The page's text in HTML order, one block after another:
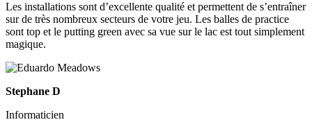
Les installations sont d’excellente qualité et permettent de s’entraîner
sur de très nombreux secteurs de votre jeu. Les balles de practice
sont top et le putting green avec sa vue sur le lac est tout simplement
magique.
Stephane D
Informaticien